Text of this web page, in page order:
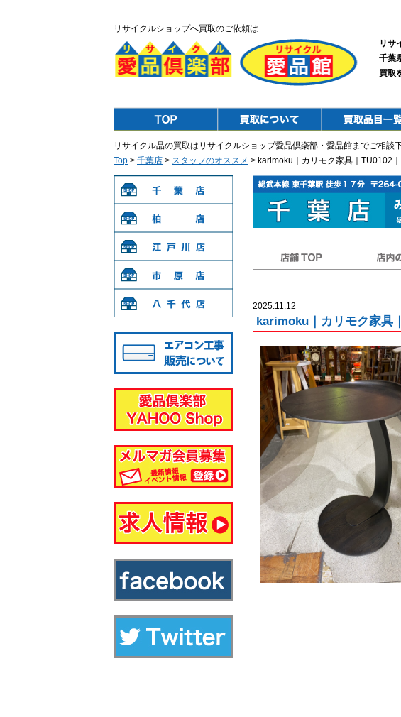
リサイクルショップへ買取のご依頼は
リサ
千葉
買取
リサイクル品の買取はリサイクルショップ愛品倶楽部・愛品館までご相談下
Top > 千葉店 > スタッフのオススメ > karimoku｜カリモク家具｜TU0102
2025.11.12
karimoku｜カリモク家具